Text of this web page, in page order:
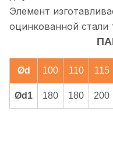
Элемент
оцинкованной
Ød 100 110 115
Ød1 180 180 200